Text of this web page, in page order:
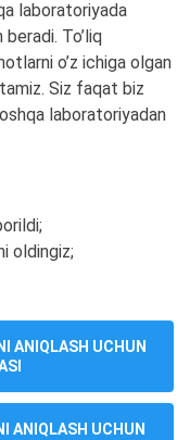
laboratoriyada
To’liq
o’z ichiga olgan
Siz faqat biz
laboratoriyadan
oldingiz;
ANIQLASH UCHUN
ANIQLASH UCHUN